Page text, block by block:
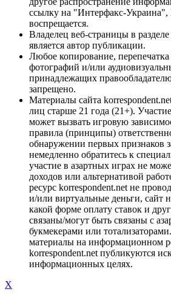
ссылку на "Интерфакс-Украина",
воспрещается.
Владелец веб-страницы в
является автор публикации.
Любое копирование,
фотографий и/или
принадлежащих
запрещено.
Материалы сайта
лиц старше 21 года (21+).
может вызвать игровую
правила (принципы)
обнаружении первых признаков
немедленно обратитесь к
участие в азартных играх не
доходов или альтернативой
ресурс korrespondent.net не
и/или виртуальные деньги, сайт
какой форме оплату ставок и
связаны/могут быть связаны с
букмекерами или
материалы на информационном
korrespondent.net публикуются
информационных целях.
X